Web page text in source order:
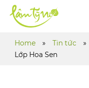
Home » Tin tức »
Lớp Hoa Sen